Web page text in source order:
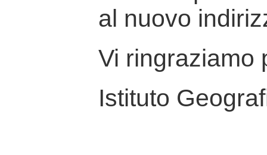
al nuovo
Vi ringraziamo
Istituto